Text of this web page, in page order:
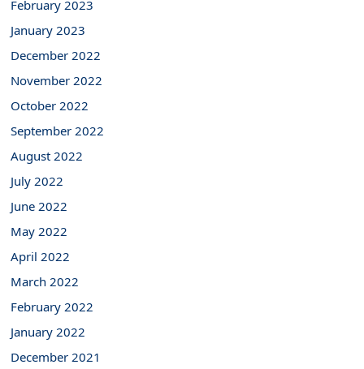
February 2023
January 2023
December 2022
November 2022
October 2022
September 2022
August 2022
July 2022
June 2022
May 2022
April 2022
March 2022
February 2022
January 2022
December 2021